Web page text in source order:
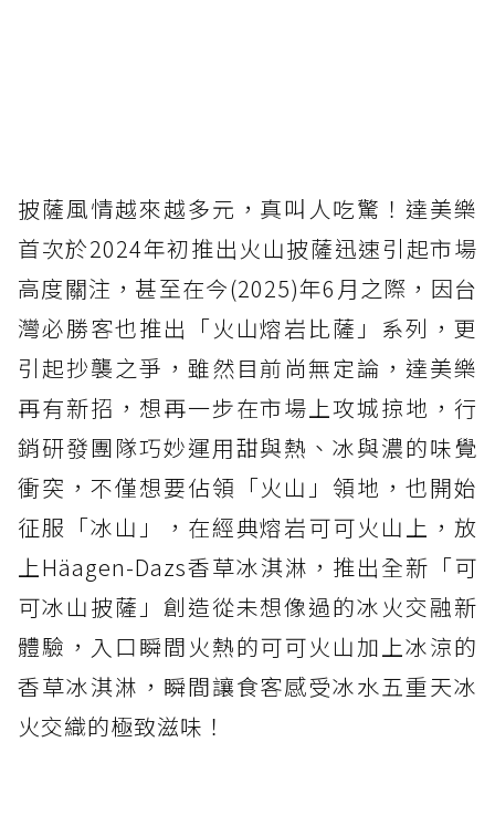
披薩風情越來越多元，真叫人吃驚！達美樂
首次於2024年初推出火山披薩迅速引起市場
高度關注，甚至在今(2025)年6月之際，因台
灣必勝客也推出「火山熔岩比薩」系列，更
引起抄襲之爭，雖然目前尚無定論，達美樂
再有新招，想再一步在市場上攻城掠地，行
銷研發團隊巧妙運用甜與熱、冰與濃的味覺
衝突，不僅想要佔領「火山」領地，也開始
征服「冰山」，在經典熔岩可可火山上，放
上Häagen-Dazs香草冰淇淋，推出全新「可
可冰山披薩」創造從未想像過的冰火交融新
體驗，入口瞬間火熱的可可火山加上冰涼的
香草冰淇淋，瞬間讓食客感受冰水五重天冰
火交織的極致滋味！